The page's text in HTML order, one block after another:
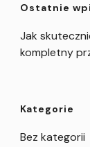
Ostatnie
Jak
kompletny
Kategorie
Bez kategorii